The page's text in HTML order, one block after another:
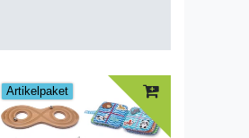
Artikelpaket